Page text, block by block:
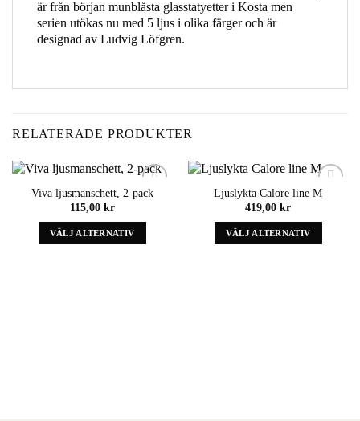
är från början munblåsta glasstatyetter i Kosta men
serien utökas nu med 5 ljus i olika färger och är
designad av Ludvig Löfgren.
RELATERADE PRODUKTER
Add to
Viva ljusmanschett, 2-pack
115,00 kr
VÄLJ ALTERNATIV
Add to
Ljuslykta Calore line M
419,00 kr
VÄLJ ALTERNATIV